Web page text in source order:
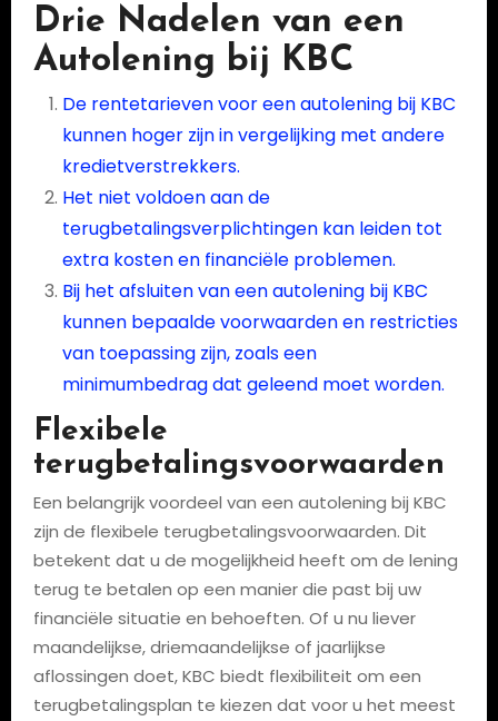
Drie Nadelen van een
Autolening bij KBC
De rentetarieven voor een autolening bij KBC
kunnen hoger zijn in vergelijking met andere
kredietverstrekkers.
Het niet voldoen aan de
terugbetalingsverplichtingen kan leiden tot
extra kosten en financiële problemen.
Bij het afsluiten van een autolening bij KBC
kunnen bepaalde voorwaarden en restricties
van toepassing zijn, zoals een
minimumbedrag dat geleend moet worden.
Flexibele
terugbetalingsvoorwaarden
Een belangrijk voordeel van een autolening bij KBC
zijn de flexibele terugbetalingsvoorwaarden. Dit
betekent dat u de mogelijkheid heeft om de lening
terug te betalen op een manier die past bij uw
financiële situatie en behoeften. Of u nu liever
maandelijkse, driemaandelijkse of jaarlijkse
aflossingen doet, KBC biedt flexibiliteit om een
terugbetalingsplan te kiezen dat voor u het meest